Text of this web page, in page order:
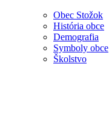
Obec Stožok
História obce
Demografia
Symboly obce
Školstvo